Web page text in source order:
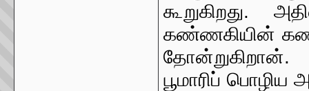
கண்ணகியின்
தோன்றுகிறான்.
பூமாரிப்